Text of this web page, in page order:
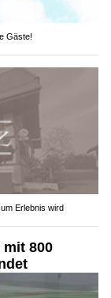
Gäste!
Erlebnis wird
mit 800